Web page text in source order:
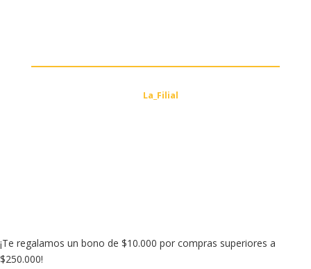
La_Filial
¡Te regalamos un bono de $10.000 por compras superiores a
$250.000!